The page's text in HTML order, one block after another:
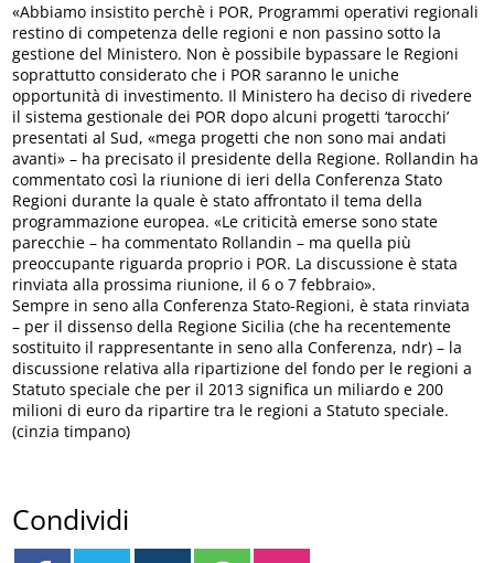
«Abbiamo insistito perchè i POR, Programmi operativi regionali
restino di competenza delle regioni e non passino sotto la
gestione del Ministero. Non è possibile bypassare le Regioni
soprattutto considerato che i POR saranno le uniche
opportunità di investimento. Il Ministero ha deciso di rivedere
il sistema gestionale dei POR dopo alcuni progetti ‘tarocchi’
presentati al Sud, «mega progetti che non sono mai andati
avanti» – ha precisato il presidente della Regione. Rollandin ha
commentato così la riunione di ieri della Conferenza Stato
Regioni durante la quale è stato affrontato il tema della
programmazione europea. «Le criticità emerse sono state
parecchie – ha commentato Rollandin – ma quella più
preoccupante riguarda proprio i POR. La discussione è stata
rinviata alla prossima riunione, il 6 o 7 febbraio».
Sempre in seno alla Conferenza Stato-Regioni, è stata rinviata
– per il dissenso della Regione Sicilia (che ha recentemente
sostituito il rappresentante in seno alla Conferenza, ndr) – la
discussione relativa alla ripartizione del fondo per le regioni a
Statuto speciale che per il 2013 significa un miliardo e 200
milioni di euro da ripartire tra le regioni a Statuto speciale.
(cinzia timpano)
Condividi